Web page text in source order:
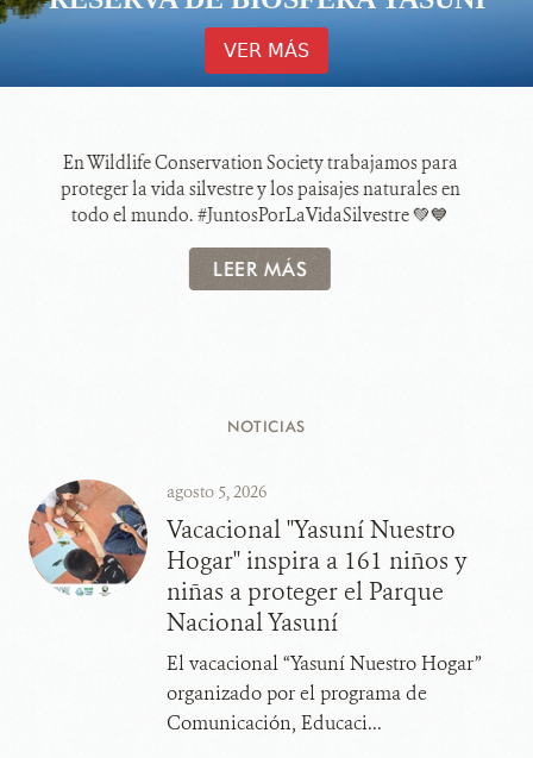
VER MÁS
En Wildlife Conservation Society trabajamos para
proteger la vida silvestre y los paisajes naturales en
todo el mundo. #JuntosPorLaVidaSilvestre 💚💙
LEER MÁS
NOTICIAS
agosto 5, 2026
Vacacional "Yasuní Nuestro
Hogar" inspira a 161 niños y
niñas a proteger el Parque
Nacional Yasuní
El vacacional “Yasuní Nuestro Hogar”
organizado por el programa de
Comunicación, Educaci...